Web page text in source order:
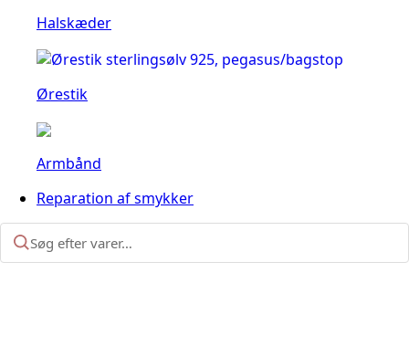
Halskæder
Ørestik
Armbånd
Reparation af smykker